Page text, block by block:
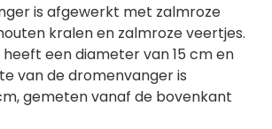
is afgewerkt met zalmroze
kralen en zalmroze veertjes.
heeft een diameter van 15 cm en
van de dromenvanger is
gemeten vanaf de bovenkant